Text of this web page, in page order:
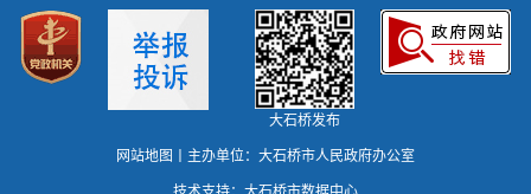
大石桥发布
网站地图 丨主办单位：大石桥市人民政府办公室